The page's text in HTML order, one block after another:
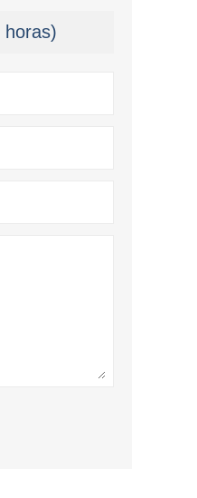
horas)